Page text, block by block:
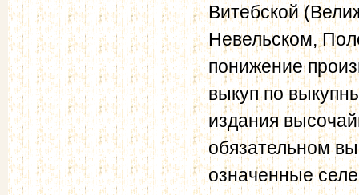
Витебской
Невельском,
понижение
выкуп по
издания
обязательном
означенные